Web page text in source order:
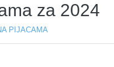
za 2024
PIJACAMA